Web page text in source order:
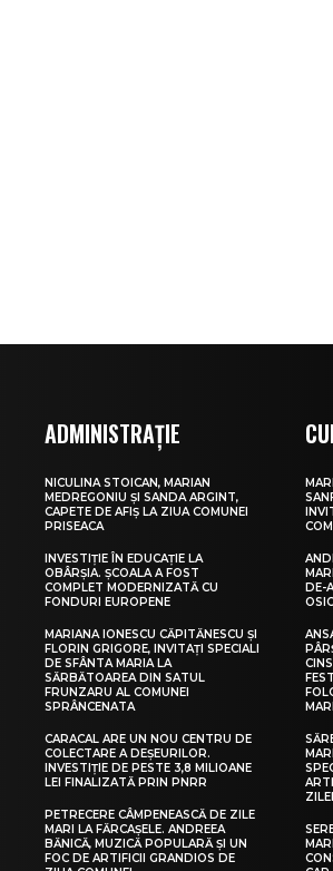
ADMINISTRAȚIE
NICULINA STOICAN, MARIAN
MEDREGONIU ȘI SANDA ARGINT,
CAPETE DE AFIȘ LA ZIUA COMUNEI
PRISEACA
INVESTIȚIE ÎN EDUCAȚIE LA
OBÂRȘIA. ȘCOALA A FOST
COMPLET MODERNIZATĂ CU
FONDURI EUROPENE
MARIANA IONESCU CĂPITĂNESCU ȘI
FLORIN GRIGORE, INVITAȚI SPECIALI
DE SFÂNTA MARIA LA
SĂRBĂTOAREA DIN SATUL
FRUNZARU AL COMUNEI
SPRÂNCENATA
CARACAL ARE UN NOU CENTRU DE
COLECTARE A DEȘEURILOR.
INVESTIȚIE DE PESTE 3,8 MILIOANE
LEI FINALIZATĂ PRIN PNRR
PETRECERE CÂMPENEASCĂ DE ZILE
MARI LA FĂRCAȘELE. ANDREEA
BĂNICĂ, MUZICĂ POPULARĂ ȘI UN
FOC DE ARTIFICII GRANDIOS DE
DE-